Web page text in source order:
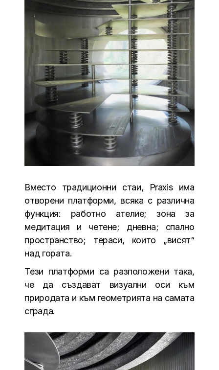
Вместо традиционни стаи, Praxis има
отворени платформи, всяка с различна
функция: работно ателие; зона за
медитация и четене; дневна; спално
пространство; тераси, които „висят“
над гората.
Тези платформи са разположени така,
че да създават визуални оси към
природата и към геометрията на самата
сграда.